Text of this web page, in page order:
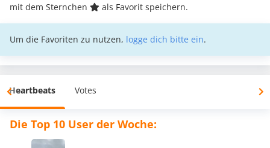
mit dem Sternchen
als Favorit speichern.
Um die Favoriten zu nutzen, logge dich bitte ein.
Heartbeats Votes
Die Top 10 User der Woche: